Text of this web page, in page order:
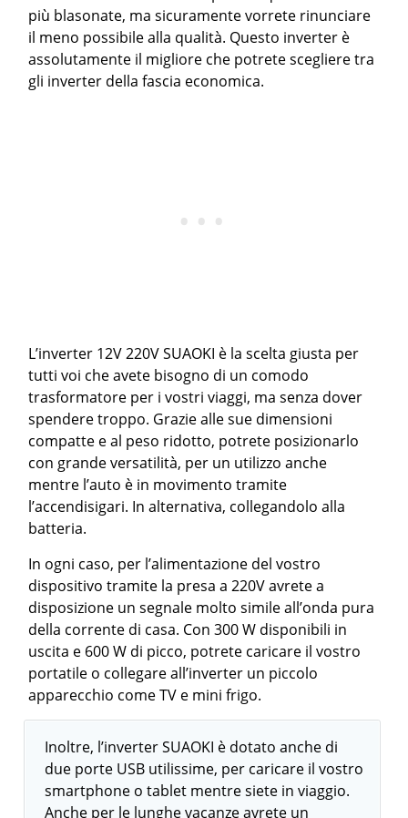
più blasonate, ma sicuramente vorrete rinunciare
il meno possibile alla qualità. Questo inverter è
assolutamente il migliore che potrete scegliere tra
gli inverter della fascia economica.
L’inverter 12V 220V SUAOKI è la scelta giusta per
tutti voi che avete bisogno di un comodo
trasformatore per i vostri viaggi, ma senza dover
spendere troppo. Grazie alle sue dimensioni
compatte e al peso ridotto, potrete posizionarlo
con grande versatilità, per un utilizzo anche
mentre l’auto è in movimento tramite
l’accendisigari. In alternativa, collegandolo alla
batteria.
In ogni caso, per l’alimentazione del vostro
dispositivo tramite la presa a 220V avrete a
disposizione un segnale molto simile all’onda pura
della corrente di casa. Con 300 W disponibili in
uscita e 600 W di picco, potrete caricare il vostro
portatile o collegare all’inverter un piccolo
apparecchio come TV e mini frigo.
Inoltre, l’inverter SUAOKI è dotato anche di
due porte USB utilissime, per caricare il vostro
smartphone o tablet mentre siete in viaggio.
Anche per le lunghe vacanze avrete un